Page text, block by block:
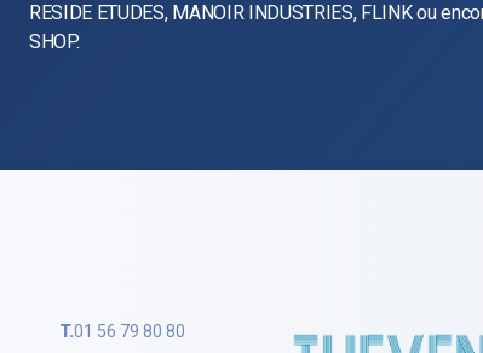
RESIDE ETUDES, MANOIR INDUSTRIES, FLINK ou
SHOP.
T.01 56 79 80 80